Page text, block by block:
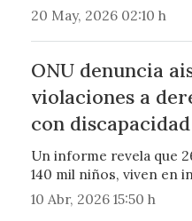
20 May, 2026 02:10 h
ONU denuncia
violaciones a
con
Un informe revela que
140 mil niños, viven en
10 Abr, 2026 15:50 h